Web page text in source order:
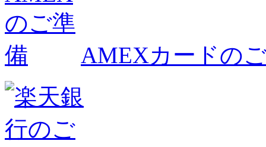
AMEXカードの